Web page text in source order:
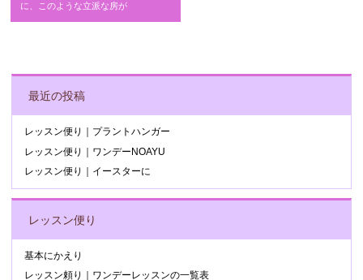
に、このような立派な房が
最近の投稿
レッスン便り｜プラントハンガー
レッスン便り｜ワンデーNOAYU
レッスン便り｜イースターに
レッスン便り
基本にかえり
レッスン頼り｜ワンデーレッスンの一覧表